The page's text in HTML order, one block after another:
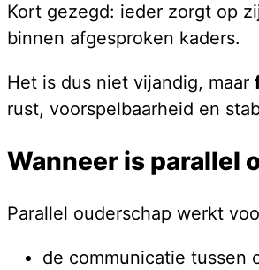
Kort gezegd: ieder zorgt op
binnen afgesproken kaders.
Het is dus niet vijandig, maar
rust, voorspelbaarheid en
Wanneer is parallel
Parallel ouderschap werkt
de communicatie tussen